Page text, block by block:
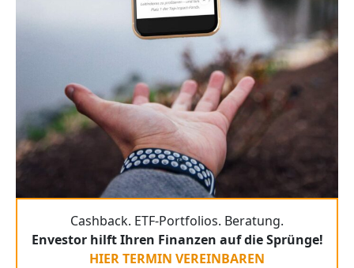
Cashback. ETF-Portfolios. Beratung.
Envestor hilft Ihren Finanzen auf die Sprünge!
HIER TERMIN VEREINBAREN